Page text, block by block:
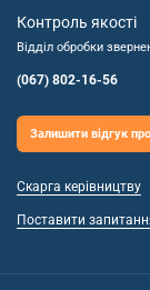
Контроль якості
Відділ обробки
(067) 802-16-56
Залишити відгук
Скарга керівництву
Поставити